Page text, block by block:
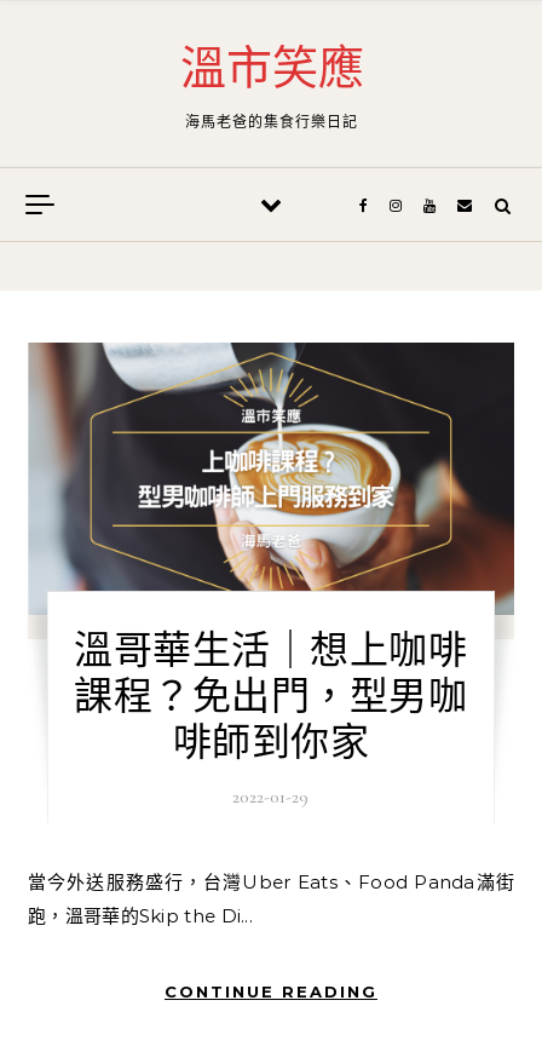
溫市笑應
海馬老爸的集食行樂日記
溫哥華生活｜想上咖啡
課程？免出門，型男咖
啡師到你家
2022-01-29
當今外送服務盛行，台灣Uber Eats、Food Panda滿街
跑，溫哥華的Skip the Di...
CONTINUE READING